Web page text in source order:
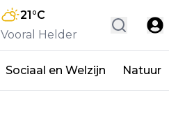
21°C
Vooral Helder
Sociaal en Welzijn Natuur